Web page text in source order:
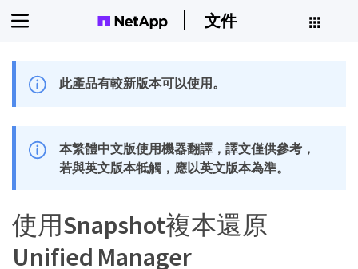
文件
此產品有較新版本可以使用。
本繁體中文版使用機器翻譯，譯文僅供參考，
若與英文版本牴觸，應以英文版本為準。
使用Snapshot複本還原
Unified Manager